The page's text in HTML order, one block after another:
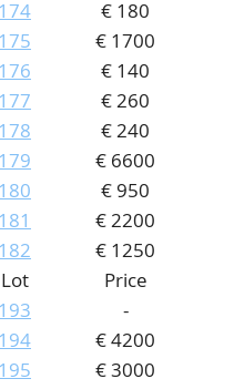
174
€ 180
175
€ 1700
176
€ 140
177
€ 260
178
€ 240
179
€ 6600
180
€ 950
181
€ 2200
182
€ 1250
Lot
Price
193
-
194
€ 4200
195
€ 3000